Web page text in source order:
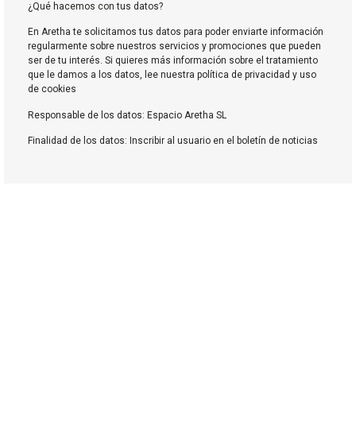
¿Qué hacemos con tus datos?
En Aretha te solicitamos tus datos para poder enviarte información
regularmente sobre nuestros servicios y promociones que pueden
ser de tu interés. Si quieres más información sobre el tratamiento
que le damos a los datos, lee nuestra política de privacidad y uso
de cookies
Responsable de los datos: Espacio Aretha SL
Finalidad de los datos: Inscribir al usuario en el boletín de noticias